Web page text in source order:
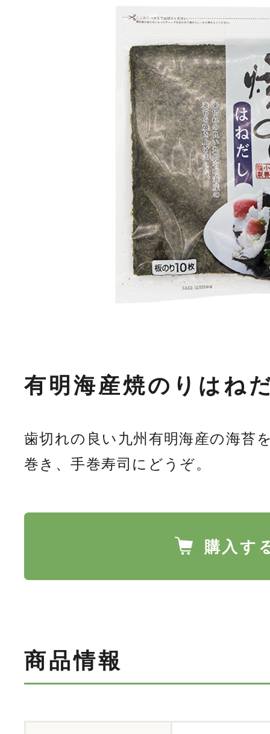
有明海産焼のりはね
歯切れの良い九州有明海産の海苔
巻き、手巻寿司にどうぞ。
購入す
商品情報